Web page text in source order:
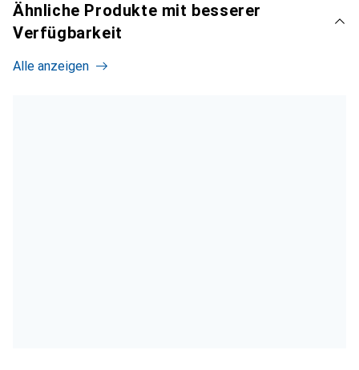
Ähnliche Produkte mit besserer
Verfügbarkeit
Alle anzeigen